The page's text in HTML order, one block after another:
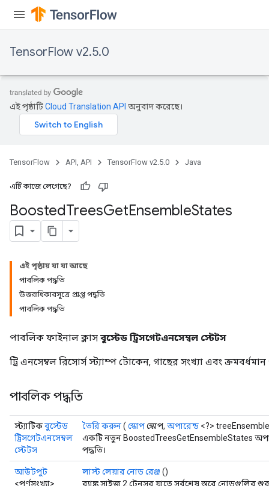
TensorFlow v2.5.0
এই পৃষ্ঠাটিCloud Translation API অনুবাদ করেছে।
TensorFlow API, API TensorFlow v2.5.0 Java
এটি কাজে লেগেছে?
BoostedTreesGetEnsembleStates
এই পৃষ্ঠায় যা যা আছে
পাবলিক পদ্ধতি
উত্তরাধিকারসূত্রে প্রাপ্ত পদ্ধতি
পাবলিক পদ্ধতি
পাবলিক ফাইনাল ক্লাস বুস্টেড ট্রিসগেটএনসেম্বল স্টেটস
ট্রি এনসেম্বল রিসোর্স স্ট্যাম্প টোকেন, গাছের সংখ্যা এবং
পাবলিক পদ্ধতি
স্ট্যাটিকবুস্টেড
ট্রিসগেটএনসেম্বল
স্টেটস
তৈরি করুন( স্কোপস্কোপ, অপারেন্ড <?>
একটি নতুন BoostedTreesGetEnsembleStates
পদ্ধতি।
আউটপুট
<পূর্ণসংখ্যা>
লাস্ট লেয়ার নোড রেঞ্জ ()
র‍্যাঙ্ক সাইজ 2 টেনসর যাতে সর্বশেষ স্তরে নোডগুলির